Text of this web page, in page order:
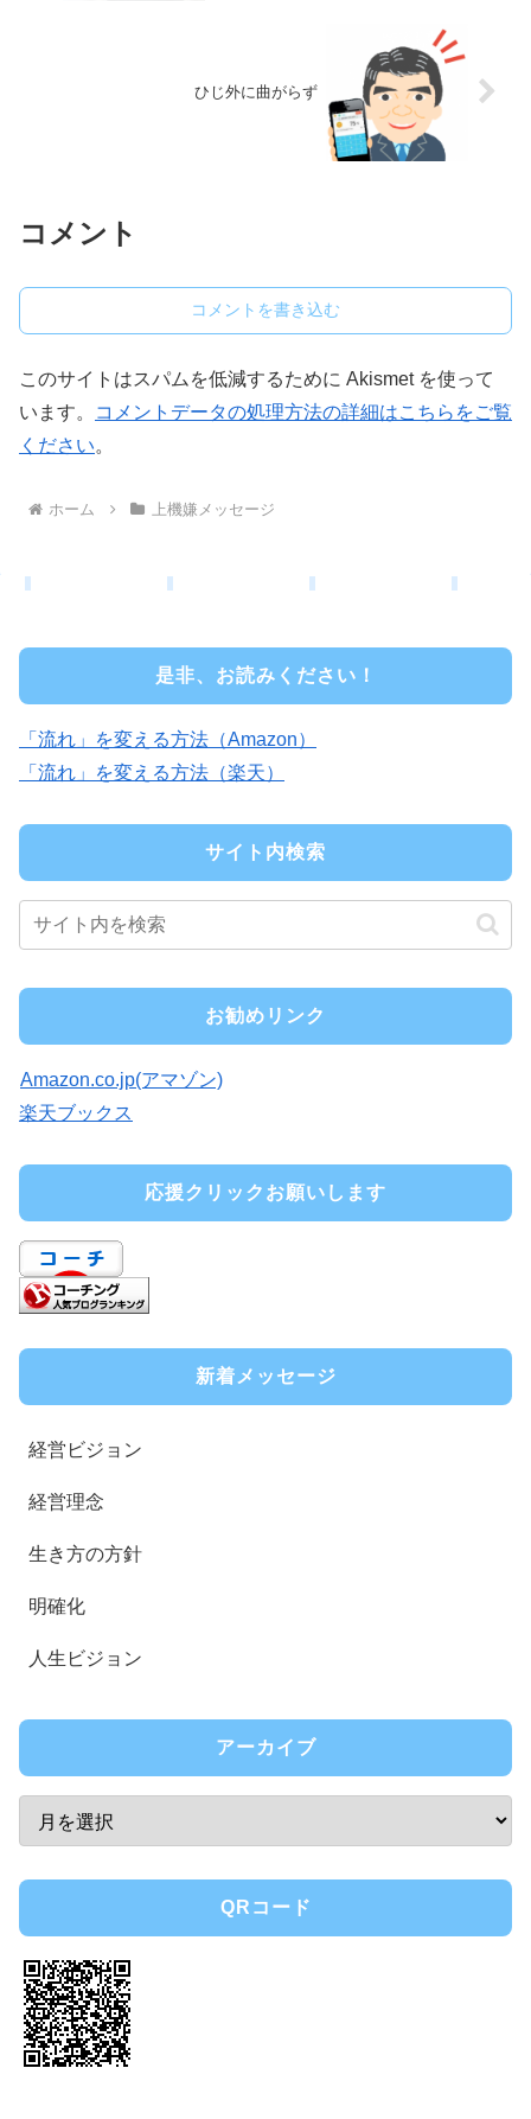
ひじ外に曲がらず
コメント
コメントを書き込む
このサイトはスパムを低減するために Akismet を使って
います。
コメントデータの処理方法の詳細はこちらをご覧
ください。
ホーム 上機嫌メッセージ
是非、お読みください！
「流れ」を変える方法（Amazon）
「流れ」を変える方法（楽天）
サイト内検索
お勧めリンク
Amazon.co.jp(アマゾン)
楽天ブックス
応援クリックお願いします
新着メッセージ
経営ビジョン
経営理念
生き方の方針
明確化
人生ビジョン
アーカイブ
QRコード